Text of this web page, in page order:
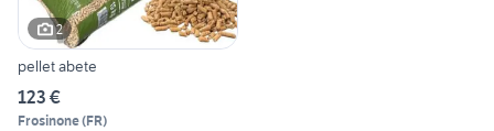
2
pellet abete
123 €
Frosinone(FR)